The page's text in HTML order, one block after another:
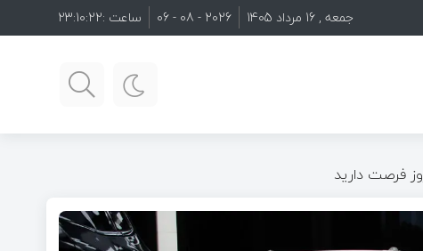
جمعه , 16 مرداد 1405 2026 - 08 - 06 ساعت :23:10:24